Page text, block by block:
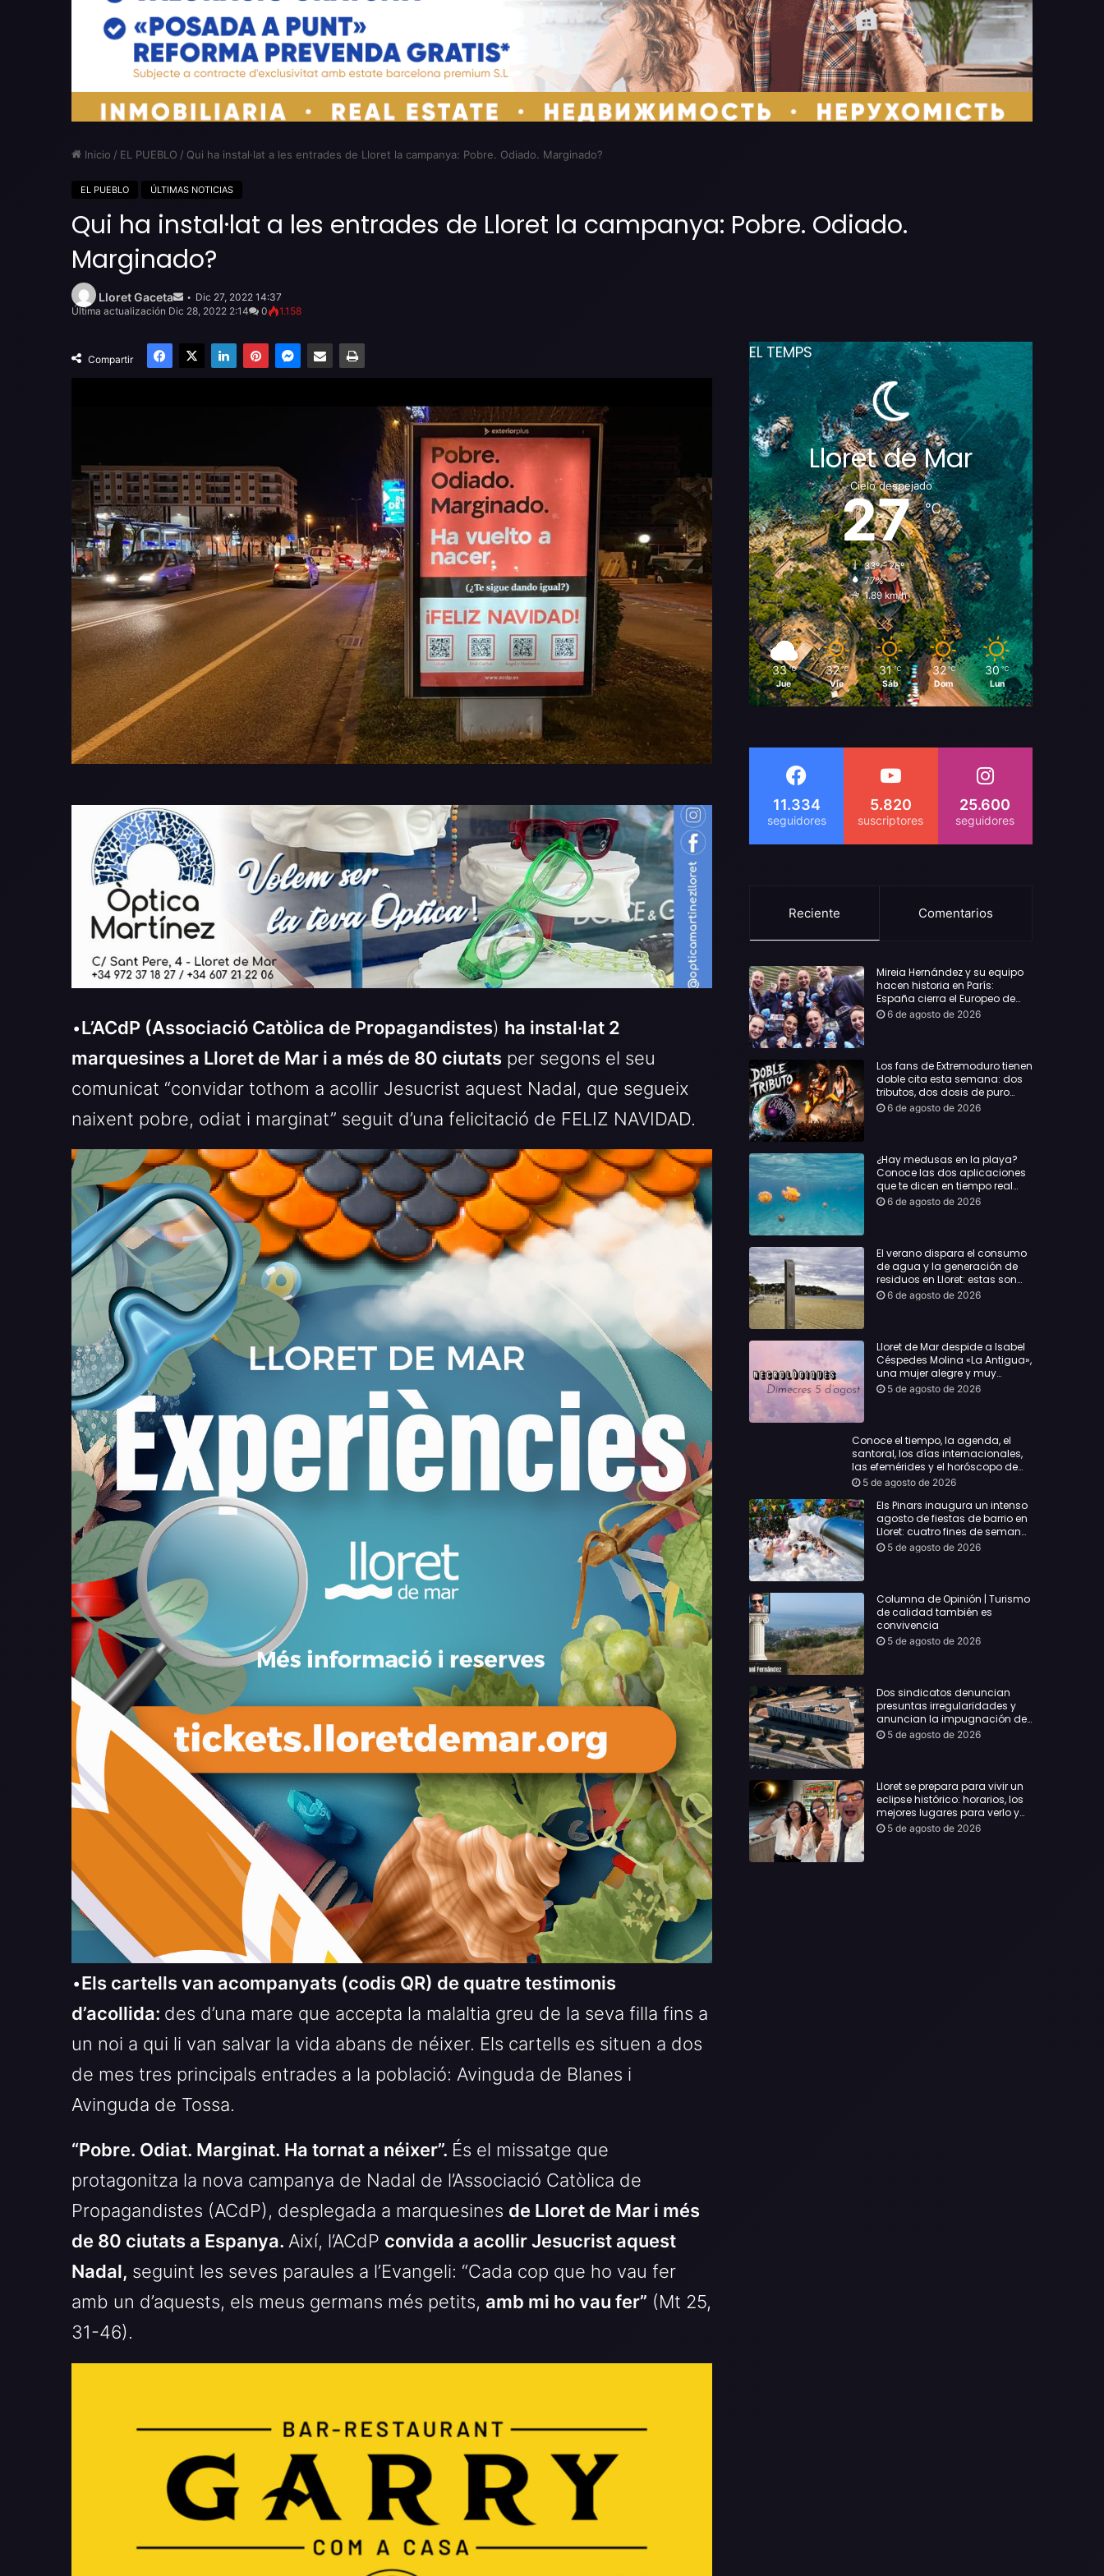
Inicio / EL PUEBLO / Qui ha instal·lat a les entrades de Lloret la campanya: Pobre. Odiado. Marginado?
EL PUEBLO ÚLTIMAS NOTICIAS
Qui ha instal·lat a les entrades de Lloret la campanya: Pobre. Odiado.
Marginado?
Lloret Gaceta
emailDic 27, 2022 14:37
Última actualización Dic 28, 2022 2:14
0 1.158
Compartir
Facebook
X LinkedInPinterestMessenger
Compartir por email Imprimir
•L’ACdP (Associació Catòlica de Propagandistes) ha instal·lat 2
marquesines a Lloret de Mar i a més de 80 ciutats per segons el seu
comunicat “convidar tothom a acollir Jesucrist aquest Nadal, que segueix
naixent pobre, odiat i marginat” seguit d’una felicitació de FELIZ NAVIDAD.
•Els cartells van acompanyats (codis QR) de quatre testimonis
d’acollida: des d’una mare que accepta la malaltia greu de la seva filla fins a
un noi a qui li van salvar la vida abans de néixer. Els cartells es situen a dos
de mes tres principals entrades a la població: Avinguda de Blanes i
Avinguda de Tossa.
“Pobre. Odiat. Marginat. Ha tornat a néixer”. És el missatge que
protagonitza la nova campanya de Nadal de l’Associació Catòlica de
Propagandistes (ACdP), desplegada a marquesines de Lloret de Mar i més
de 80 ciutats a Espanya. Així, l’ACdP convida a acollir Jesucrist aquest
Nadal, seguint les seves paraules a l’Evangeli: “Cada cop que ho vau fer
amb un d’aquests, els meus germans més petits, amb mi ho vau fer” (Mt 25,
31-46).
EL TEMPS
Lloret de Mar
Cielo despejado
27℃
33º - 26º
77%
1.89 km/h
33 ℃
Jue
32 ℃
Vie
31 ℃
Sáb
32 ℃
Dom
30 ℃
Lun
11.334 5.820 25.600
Reciente Comentarios
Mireia Hernández y su equipo
hacen historia en París:
España cierra el Europeo de
natación artística con ocho
6 de agosto de 2026
Los fans de Extremoduro tienen
doble cita esta semana: dos
tributos, dos dosis de puro
rock de la mano del Clon
6 de agosto de 2026
¿Hay medusas en la playa?
Conoce las dos aplicaciones
que te dicen en tiempo real
dónde bañarte con
6 de agosto de 2026
El verano dispara el consumo
de agua y la generación de
residuos en Lloret: estas son
las cifras que deja el turismo
6 de agosto de 2026
Lloret de Mar despide a Isabel
Céspedes Molina «La Antigua»,
una mujer alegre y muy
querida en la población
5 de agosto de 2026
Conoce el tiempo, la agenda, el
santoral, los días internacionales,
las efemérides y el horóscopo de
hoy, Miércoles, 5 de agosto de 2026:
5 de agosto de 2026
Els Pinars inaugura un intenso
agosto de fiestas de barrio en
Lloret: cuatro fines de semana
consecutivos con paradas en
5 de agosto de 2026
Columna de Opinión | Turismo
de calidad también es
convivencia
5 de agosto de 2026
Dos sindicatos denuncian
presuntas irregularidades y
anuncian la impugnación del
convenio laboral del personal
5 de agosto de 2026
Lloret se prepara para vivir un
eclipse histórico: horarios, los
mejores lugares para verlo y
cómo proteger tus ojos
5 de agosto de 2026